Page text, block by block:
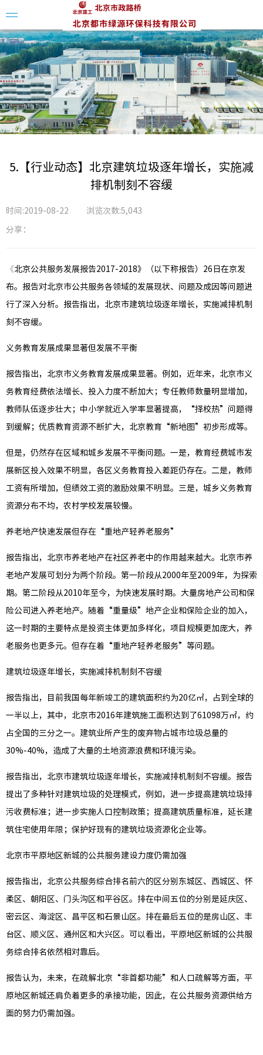
大事记
公司简
组织架
行业资
拓展经
再生无
再生构
科研机
创新成
工会之
5.【行业动态】北京建筑垃圾逐年增长，实施减
排机制刻不容缓
时间:2019-08-22 浏览次数:5,043
分享：
《北京公共服务发展报告2017-2018》（以下称报告）26日在京发
布。报告对北京市公共服务各领域的发展现状、问题及成因等问题进
行了深入分析。报告指出，北京市建筑垃圾逐年增长，实施减排机制
刻不容缓。
义务教育发展成果显著但发展不平衡
报告指出，北京市义务教育发展成果显著。例如，近年来，北京市义
务教育经费依法增长、投入力度不断加大；专任教师数量明显增加，
教师队伍逐步壮大；中小学就近入学率显著提高，“择校热”问题得
到缓解；优质教育资源不断扩大，北京教育“新地图”初步形成等。
但是，仍然存在区域和城乡发展不平衡问题。一是，教育经费城市发
展新区投入效果不明显，各区义务教育投入差距仍存在。二是，教师
工资有所增加，但绩效工资的激励效果不明显。三是，城乡义务教育
资源分布不均，农村学校发展较慢。
养老地产快速发展但存在“重地产轻养老服务”
报告指出，北京市养老地产在社区养老中的作用越来越大。北京市养
老地产发展可划分为两个阶段。第一阶段从2000年至2009年，为探索
期。第二阶段从2010年至今，为快速发展时期。大量房地产公司和保
险公司进入养老地产。随着“重量级”地产企业和保险企业的加入，
这一时期的主要特点是投资主体更加多样化，项目规模更加庞大，养
老服务也更多元。但存在着“重地产轻养老服务”等问题。
建筑垃圾逐年增长，实施减排机制刻不容缓
报告指出，目前我国每年新竣工的建筑面积约为20亿㎡，占到全球的
一半以上，其中，北京市2016年建筑施工面积达到了61098万㎡，约
占全国的三分之一。建筑业所产生的废弃物占城市垃圾总量的
30%-40%，造成了大量的土地资源浪费和环境污染。
报告指出，北京市建筑垃圾逐年增长，实施减排机制刻不容缓。报告
提出了多种针对建筑垃圾的处理模式，例如，进一步提高建筑垃圾排
污收费标准；进一步实施人口控制政策；提高建筑质量标准，延长建
筑住宅使用年限；保护好现有的建筑垃圾资源化企业等。
北京市平原地区新城的公共服务建设力度仍需加强
报告指出，北京公共服务综合排名前六的区分别东城区、西城区、怀
柔区、朝阳区、门头沟区和平谷区。排在中间五位的分别是延庆区、
密云区、海淀区、昌平区和石景山区。排在最后五位的是房山区、丰
台区、顺义区、通州区和大兴区。可以看出，平原地区新城的公共服
务综合排名依然相对靠后。
报告认为，未来，在疏解北京“非首都功能”和人口疏解等方面，平
原地区新城还肩负着更多的承接功能，因此，在公共服务资源供给方
面的努力仍需加强。